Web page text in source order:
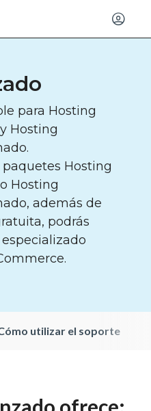
Entrar
para Hosting
Hosting
Hosting
Hosting
además de
podrás
utilizar el soporte